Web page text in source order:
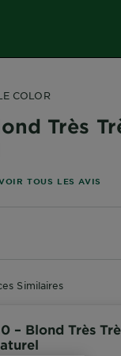
COLOR
Très
basé sur les
TOUS LES AVIS
Similaires
– Blond Très